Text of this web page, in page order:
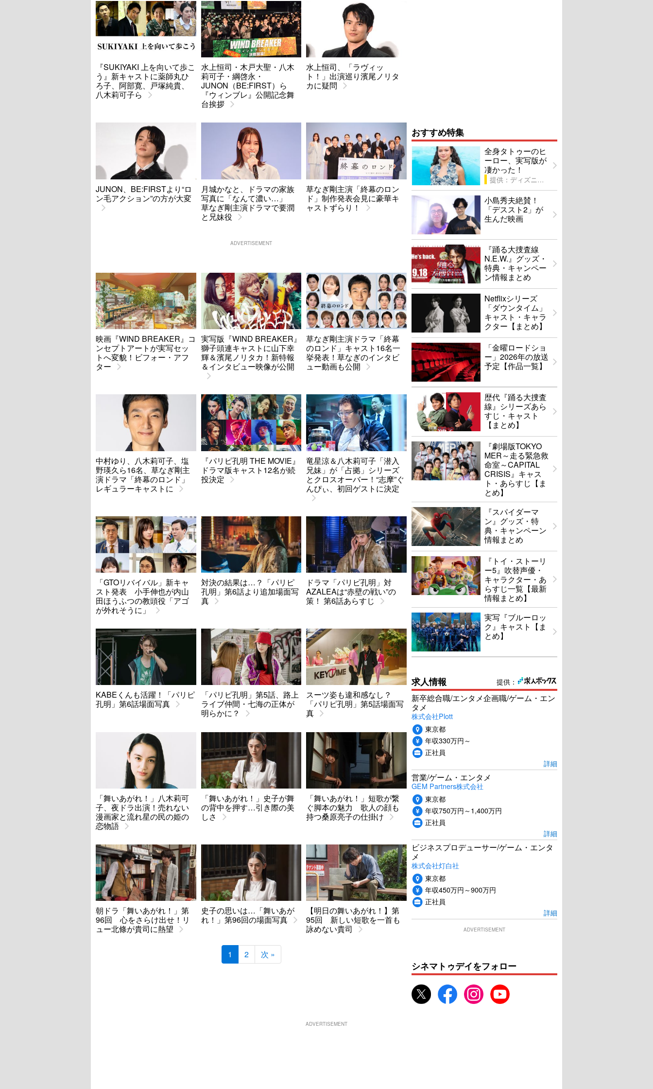
『SUKIYAKI 上を向いて歩こ
う』新キャストに薬師丸ひ
ろ子、阿部寛、戸塚純貴、
八木莉可子ら
水上恒司・木戸大聖・八木
莉可子・綱啓永・
JUNON（BE:FIRST）ら
『ウィンブレ』公開記念舞
台挨拶
水上恒司、「ラヴィッ
ト！」出演巡り濱尾ノリタ
カに疑問
JUNON、BE:FIRSTより“ロ
ン毛アクション”の方が大変
月城かなと、ドラマの家族
写真に「なんて濃い…」
草なぎ剛主演ドラマで要潤
と兄妹役
草なぎ剛主演「終幕のロン
ド」制作発表会見に豪華キ
ャストずらり！
ADVERTISEMENT
映画『WIND BREAKER』コ
ンセプトアートが実写セッ
トへ変貌！ビフォー・アフ
ター
実写版『WIND BREAKER』
獅子頭連キャストに山下幸
輝＆濱尾ノリタカ！新特報
＆インタビュー映像が公開
草なぎ剛主演ドラマ「終幕
のロンド」キャスト16名一
挙発表！草なぎのインタビ
ュー動画も公開
中村ゆり、八木莉可子、塩
野瑛久ら16名、草なぎ剛主
演ドラマ「終幕のロンド」
レギュラーキャストに
『パリピ孔明 THE MOVIE』
ドラマ版キャスト12名が続
投決定
竜星涼＆八木莉可子「潜入
兄妹」が「占拠」シリーズ
とクロスオーバー！“志摩”ぐ
んぴぃ、初回ゲストに決定
「GTOリバイバル」新キャ
スト発表 小手伸也が内山
田ほうふつの教頭役「アゴ
が外れそうに」
対決の結果は…？「パリピ
孔明」第6話より追加場面写
真
ドラマ「パリピ孔明」対
AZALEAは“赤壁の戦い”の
策！ 第6話あらすじ
KABEくんも活躍！「パリピ
孔明」第6話場面写真
「パリピ孔明」第5話、路上
ライブ仲間・七海の正体が
明らかに？
スーツ姿も違和感なし？
「パリピ孔明」第5話場面写
真
「舞いあがれ！」八木莉可
子、夜ドラ出演！売れない
漫画家と流れ星の民の姫の
恋物語
「舞いあがれ！」史子が舞
の背中を押す…引き際の美
しさ
「舞いあがれ！」短歌が繋
ぐ脚本の魅力 歌人の顔も
持つ桑原亮子の仕掛け
朝ドラ「舞いあがれ！」第
96回 心をさらけ出せ！リ
ュー北條が貴司に熱望
史子の思いは…「舞いあが
れ！」第96回の場面写真
【明日の舞いあがれ！】第
95回 新しい短歌を一首も
詠めない貴司
1 2 次 »
おすすめ特集
全身タトゥーのヒ
ーロー、実写版が
凄かった！
提供：ディズニー
小島秀夫絶賛！
「デススト2」が
生んだ映画
『踊る大捜査線
N.E.W.』グッズ・
特典・キャンペー
ン情報まとめ
Netflixシリーズ
「ダウンタイム」
キャスト・キャラ
クター【まとめ】
「金曜ロードショ
ー」2026年の放送
予定【作品一覧】
歴代『踊る大捜査
線』シリーズあら
すじ・キャスト
【まとめ】
『劇場版TOKYO
MER～走る緊急救
命室～CAPITAL
CRISIS』キャス
ト・あらすじ【ま
とめ】
『スパイダーマ
ン』グッズ・特
典・キャンペーン
情報まとめ
『トイ・ストーリ
ー5』吹替声優・
キャラクター・あ
らすじ一覧【最新
情報まとめ】
実写『ブルーロッ
ク』キャスト【ま
とめ】
提供：
求人情報
新卒総合職/エンタメ企画職/ゲーム・エン
タメ
株式会社Plott
東京都
年収330万円～
正社員
詳細
営業/ゲーム・エンタメ
GEM Partners株式会社
東京都
年収750万円～1,400万円
正社員
詳細
ビジネスプロデューサー/ゲーム・エンタ
メ
株式会社灯白社
東京都
年収450万円～900万円
正社員
詳細
ADVERTISEMENT
シネマトゥデイをフォロー
ADVERTISEMENT